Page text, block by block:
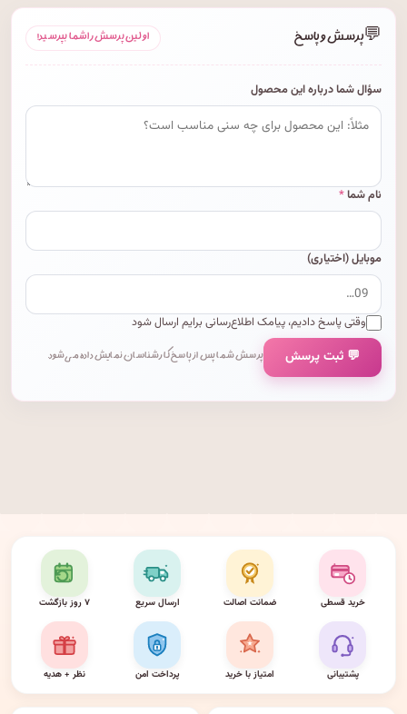
💬پرسش و پاسخ اولین پرسش را شما بپرسید!
سؤال شما درباره این محصول
نام شما*
موبایل (اختیاری)
وقتی پاسخ دادیم، پیامک اطلاع‌رسانی برایم ارسال شود
💬 ثبت پرسش پرسش شما پس از پاسخ کارشناسان نمایش داده می‌شود.
خرید قسطی ضمانت اصالت ارسال سریع ۷ روز بازگشت
پشتیبانی امتیاز با خرید پرداخت امن نظر + هدیه